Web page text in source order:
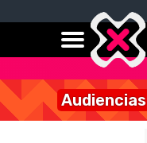
Audiencias